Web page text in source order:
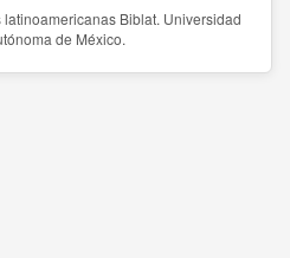
Biblat. Universidad
de México.